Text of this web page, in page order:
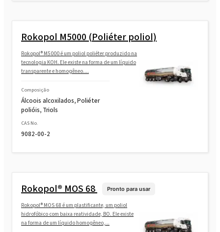
Rokopol M5000 (Poliéter poliol)
Rokopol® M5000 é um poliol poliéter produzido na
tecnologia KOH. Ele existe na forma de um líquido
transparente e homogêneo....
Composição
Álcoois alcoxilados, Poliéter
polióis, Triols
CAS No.
9082-00-2
Rokopol® MOS 68 Pronto para usar
Rokopol® MOS 68 é um plastificante, um poliol
hidrofóbico com baixa reatividade, BO. Ele existe
na forma de um líquido homogêneo,...